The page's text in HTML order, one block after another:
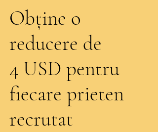
Obține o
reducere de
4 USD pentru
fiecare prieten
recrutat